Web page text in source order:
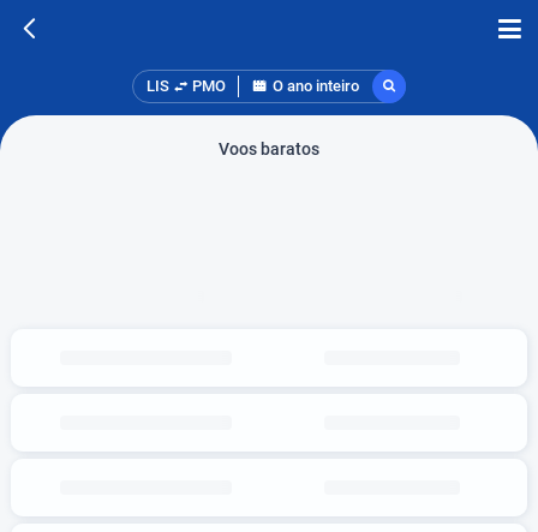
LIS PMO O ano inteiro
Voos baratos